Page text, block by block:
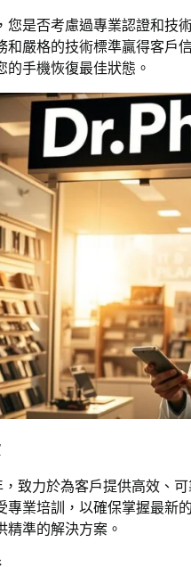
您是否考慮過專業認證和技
和嚴格的技術標準贏得客戶
手機恢復最佳狀態。
致力於為客戶提供高效、
專業培訓，以確保掌握最新
精準的解決方案。